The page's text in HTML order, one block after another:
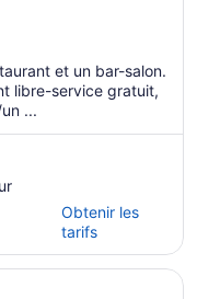
et un bar-salon.
libre-service gratuit,
...
Obtenir les
tarifs